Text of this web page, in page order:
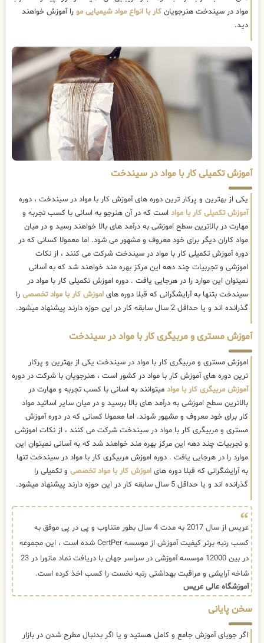
مواد در سیندخت هنرجویان کار با انواع مواد شیمیایی مو را آموزش خواهند
دید.
آموزش تکمیلی کار با مواد در سیندخت
یکی از بهترین و پرکار ترین دوره های آموزش کار با مواد در سیندخت ، دوره
آموزش تکمیلی کار با مواد است که در آن هنرجو به اسانی با کسب تجربه و
مهارت در بالاترین سطح اموزشی به درآمد های بالا خواهند رسید و در میان
مواد کاران دیگر برای خود معروف و مشهور می شود. اما معمولا کسانی که در
دوره آموزش تکمیلی کار با مواد در سیندخت شرکت می کنند ، از نکات
اموزشی و تجربیات چند دهه این مرکز بهره مند خواهند شد که به آسانی
نمیتوان این موارد را در هرجایی یافت . دوره اموزش تکمیلی کار با مواد در
سیندخت بتنها به آرایشگرانی که قبلا دوره های اموزش کار با مواد تخصصی را
گذرانده اند و یا حداقل 2 سال سابقه کار در این حوزه دارند پیشنهاد میشود.
آموزش مستری و مربیگری کار با مواد در سیندخت
اموزش مستری و مربیگری کار با مواد در سیندخت یکی از بهترین و پرکار
ترین دوره های آموزش کار با مواد در کشور است ، هنرجویان با شرکت در دوره
آموزش مربیگری کار با مواد میتوانند به اسانی با کسب تجربه و مهارت در
بالاترین سطح اموزشی به درآمد های بالا برسید و در میان سایر اساتید مواد
کار برای خود معروف و مشهور شوند. اما معمولا کسانی که در دوره آموزش
مستری و مربیگری کار با مواد در سیندخت شرکت می کنند ، از نکات اموزشی
و تجربیات چند دهه این مرکز بهره مند خواهند شد که به آسانی نمیتوان این
موارد را در هرجایی یافت . دوره اموزش مربیگری کار با مواد در سیندخت تنها
به آرایشگرانی که قبلا دوره های اموزش کار با مواد تخصصی و تکمیلی را
گذرانده اند و یا حداقل 5 سال سابقه کار در این حوزه دارند پیشنهاد میشود.
عریس از سال 2017 به مدت 4 سال بطور متناوب و پی در پی موفق به
کسب رتبه برتر کیفیت آموزش از موسسه CertPer شده است ، این مجموعه
در بین 12000 موسسه آموزشی در سراسر جهان با دریافت نماد مانورا در 23
شاخه آرایشی و مراقبت بهداشتی رتبه نخست را کسب اخذ کرده است.
آموزشگاه عالی عریس
سخن پایانی
اگر جویای آموزش جامع و کامل هستید و یا اگر بدنبال مطرح شدن در بازار